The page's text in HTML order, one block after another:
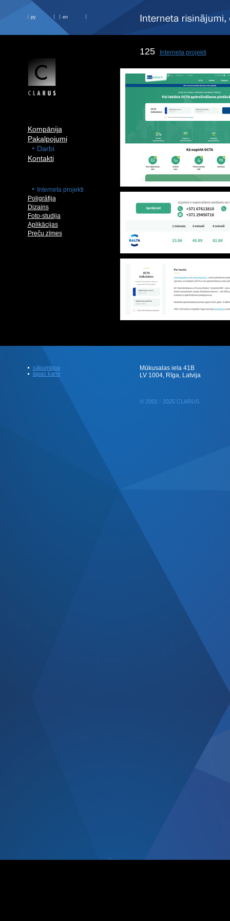
ру en
Kompānija
Pakalpojumi
Darbi
Kontakti
Interneta projekti
Poligrāfija
Dizains
Foto-studija
Aplikācijas
Preču zīmes
125 Interneta projekti
sākumlapa
lapas karte
Mūkusalas iela 41B
LV 1004, Rīga, Latvija
© 2001 - 2025 CLARUS